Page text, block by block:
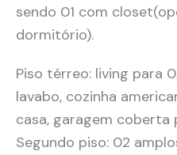
sendo 01 com
dormitório).
Piso térreo: living para
lavabo, cozinha
casa, garagem coberta
Segundo piso: 02